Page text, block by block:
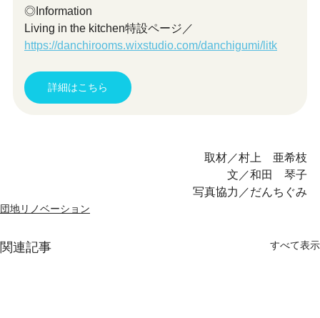
◎Information
Living in the kitchen特設ページ／
https://danchirooms.wixstudio.com/danchigumi/litk
詳細はこちら
取材／村上　亜希枝
文／和田　琴子
写真協力／だんちぐみ
団地リノベーション
関連記事 すべて表示